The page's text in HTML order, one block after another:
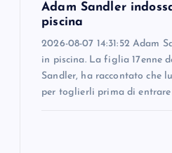
Adam Sandler
piscina
2026-08-07 14:31:52 Adam
in piscina. La figlia 17enne
Sandler, ha raccontato che
per toglierli prima di entrare